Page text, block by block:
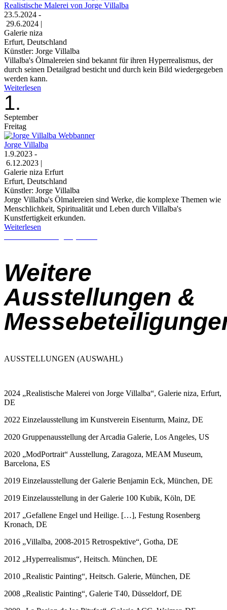
Realistische Malerei von Jorge Villalba
23.5.2024 -
29.6.2024 |
Galerie niza
Erfurt, Deutschland
Künstler: Jorge Villalba
Villalba's Ölmalereien sind bekannt für ihren Hyperrealismus, der
durch seinen Detailgrad besticht und durch kein Bild wiedergegeben
werden kann.
Weiterlesen
1.
September
Freitag
Jorge Villalba
1.9.2023 -
6.12.2023 |
Galerie niza Erfurt
Erfurt, Deutschland
Künstler: Jorge Villalba
Jorge Villalba's Ölmalereien sind Werke, die komplexe Themen wie
Menschlichkeit, Spiritualität und Leben durch Villalba's
Kunstfertigkeit erkunden.
Weiterlesen
Weitere
Ausstellungen &
AUSSTELLUNGEN (AUSWAHL)
2024 „Realistische Malerei von Jorge Villalba“, Galerie niza, Erfurt,
DE
2022 Einzelausstellung im Kunstverein Eisenturm, Mainz, DE
2020 Gruppenausstellung der Arcadia Galerie, Los Angeles, US
2020 „ModPortrait“ Ausstellung, Zaragoza, MEAM Museum,
Barcelona, ES
2019 Einzelausstellung der Galerie Benjamin Eck, München, DE
2019 Einzelausstellung in der Galerie 100 Kubik, Köln, DE
2017 „Gefallene Engel und Heilige. […], Festung Rosenberg
Kronach, DE
2016 „Villalba, 2008-2015 Retrospektive“, Gotha, DE
2012 „Hyperrealismus“, Heitsch. München, DE
2010 „Realistic Painting“, Heitsch. Galerie, München, DE
2008 „Realistic Painting“, Galerie T40, Düsseldorf, DE